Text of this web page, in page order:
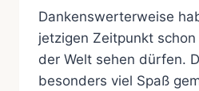
Dankenswerterweise
jetzigen Zeitpunkt
der Welt sehen dürfen.
besonders viel Spaß